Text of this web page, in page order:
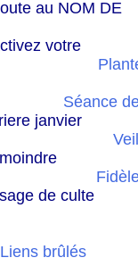
Séance
Liens brûlés